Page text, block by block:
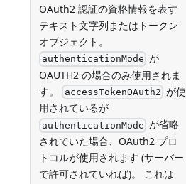
OAuth2 認証の資格情報を表す
テキスト文字列またはトークン
オブジェクト。
authenticationMode が
OAUTH2 の場合のみ使用されま
す。 accessTokenOAuth2 が使
用されているが
authenticationMode が省略
されていた場合、OAuth2 プロ
トコルが使用されます (サーバー
で許可されていれば)。 これは